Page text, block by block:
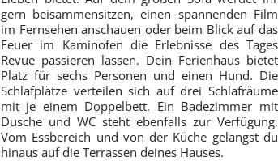
gern beisammensitzen, einen spannenden Film
im Fernsehen anschauen oder beim Blick auf das
Feuer im Kaminofen die Erlebnisse des Tages
Revue passieren lassen. Dein Ferienhaus bietet
Platz für sechs Personen und einen Hund. Die
Schlafplätze verteilen sich auf drei Schlafräume
mit je einem Doppelbett. Ein Badezimmer mit
Dusche und WC steht ebenfalls zur Verfügung.
Vom Essbereich und von der Küche gelangst du
hinaus auf die Terrassen deines Hauses.